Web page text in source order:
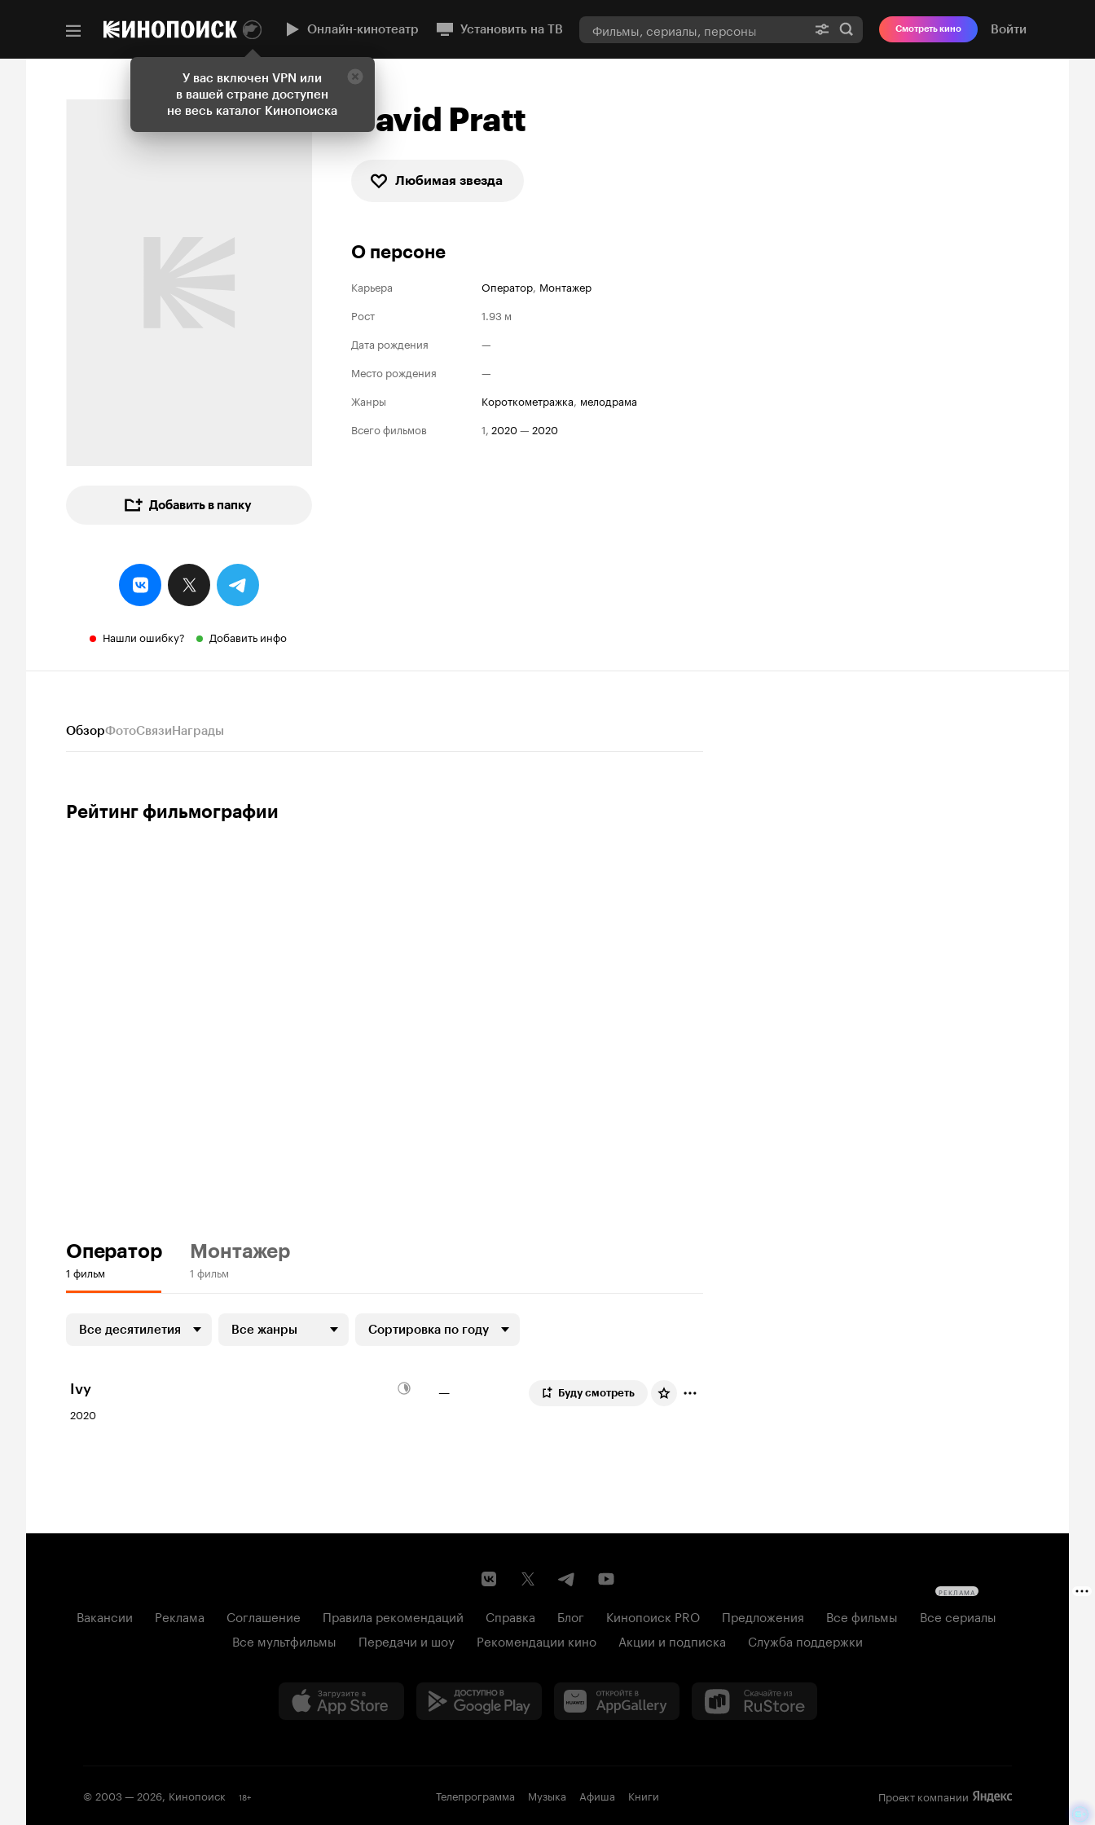
У вас включен VPN или
в вашей стране доступен
не весь каталог Кинопоиска
Онлайн-кинотеатр Установить на ТВ Смотреть кино Войти
Добавить в папку
Нашли ошибку? Добавить инфо
David Pratt
Любимая звезда
О персоне
Карьера Оператор, Монтажер
Рост
1.93 м
Дата рождения
—
Место рождения
—
Жанры
короткометражка, мелодрама
Всего фильмов
1, 2020— 2020
ОбзорФотоСвязиНаграды
Рейтинг фильмографии
Оператор
1 фильм
Монтажер
1 фильм
Все десятилетия Все жанры Сортировка по году
Ivy
2020
— Буду смотреть
Вакансии Реклама Соглашение Правила рекомендаций Справка Блог Кинопоиск PRO Предложения Все фильмы
Все сериалы
Все мультфильмы
Передачи и шоу Рекомендации кино Акции и подписка Служба поддержки
© 2003 —2026, Кинопоиск 18+ Телепрограмма Музыка Афиша Книги Проект компании
РЕКЛАМА